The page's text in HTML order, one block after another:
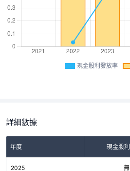
現金股利發放率
詳細數據
年度 現金股利
2025 無